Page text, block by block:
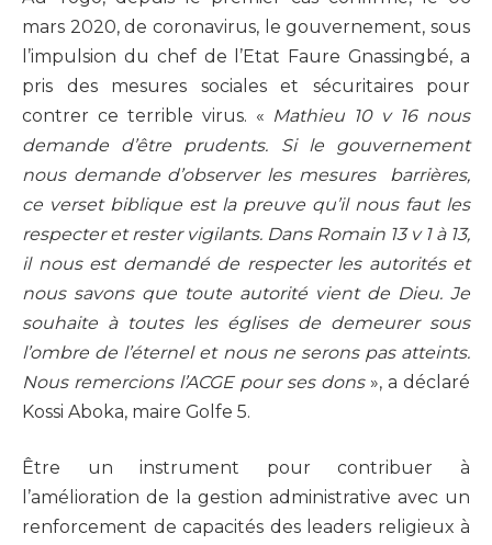
mars 2020, de coronavirus, le gouvernement, sous
l’impulsion du chef de l’Etat Faure Gnassingbé, a
pris des mesures sociales et sécuritaires pour
contrer ce terrible virus. « Mathieu 10 v 16 nous
demande d’être prudents. Si le gouvernement
nous demande d’observer les mesures barrières,
ce verset biblique est la preuve qu’il nous faut les
respecter et rester vigilants. Dans Romain 13 v 1 à 13,
il nous est demandé de respecter les autorités et
nous savons que toute autorité vient de Dieu. Je
souhaite à toutes les églises de demeurer sous
l’ombre de l’éternel et nous ne serons pas atteints.
Nous remercions l’ACGE pour ses dons», a déclaré
Kossi Aboka, maire Golfe 5.
Être un instrument pour contribuer à
l’amélioration de la gestion administrative avec un
renforcement de capacités des leaders religieux à